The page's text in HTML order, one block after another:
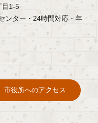
目1-5
ンター・24時間対応・年
市役所へのアクセス